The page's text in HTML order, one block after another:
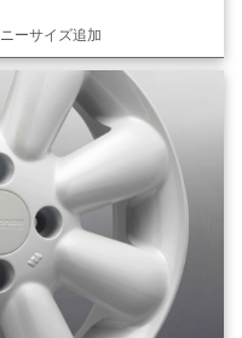
ーサイズ追加